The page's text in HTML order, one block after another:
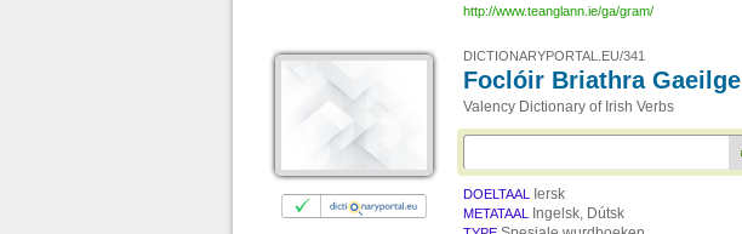
http://www.teanglann.ie/ga/gram/
DICTIONARYPORTAL.EU/341
Foclóir Briathra Gaeilge
Valency Dictionary of Irish Verbs
DOELTAAL Iersk
METATAAL Ingelsk, Dútsk